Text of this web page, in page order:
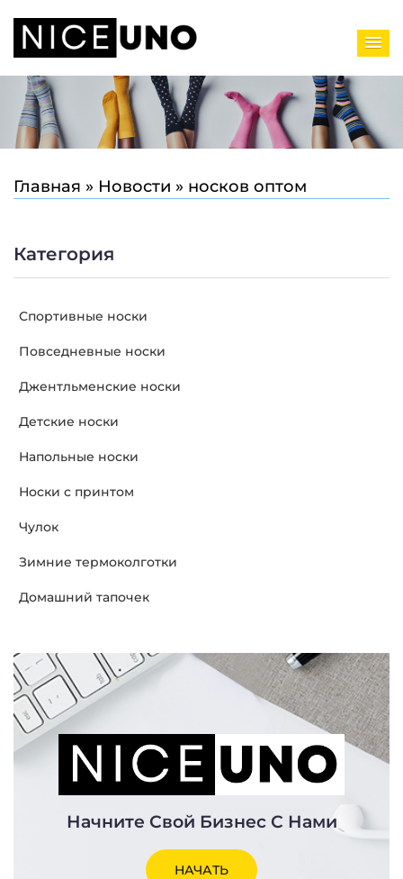
Главная » Новости » носков оптом
Категория
Спортивные носки
Повседневные носки
Джентльменские носки
Детские носки
Напольные носки
Носки с принтом
Чулок
Зимние термоколготки
Домашний тапочек
Начните Свой Бизнес С Нами
НАЧАТЬ